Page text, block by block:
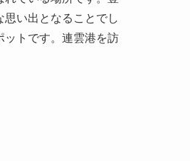
い出となることでし
ットです。連雲港を訪